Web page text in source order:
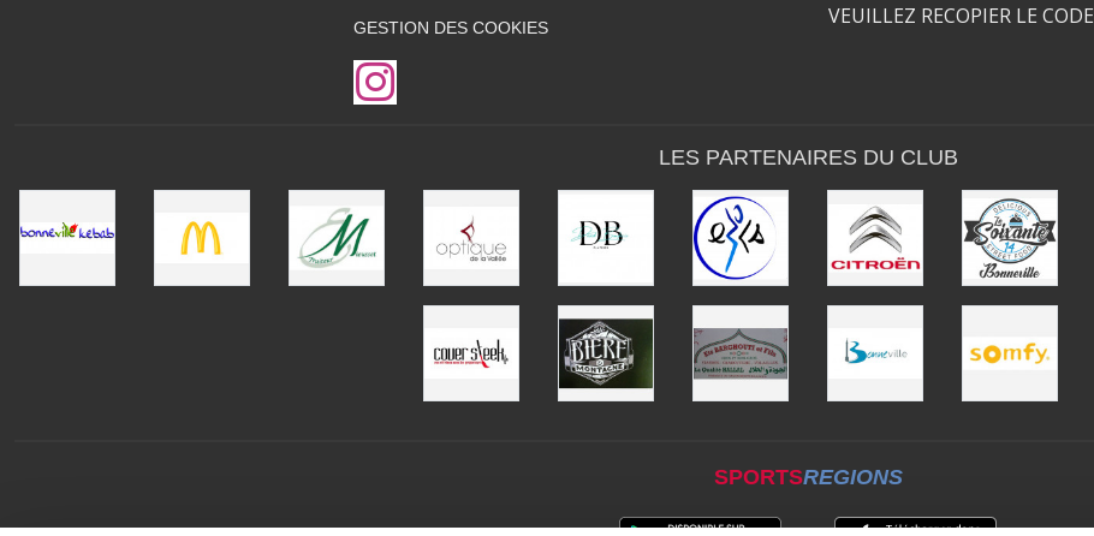
GESTION DES COOKIES VEUILLEZ RECOPIER LE CODE
LES PARTENAIRES DU CLUB
SPORTSREGIONS